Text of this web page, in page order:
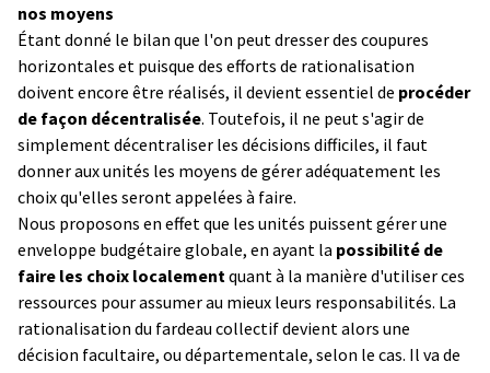
nos moyens
Étant donné le bilan que l'on peut dresser des coupures
horizontales et puisque des efforts de rationalisation
doivent encore être réalisés, il devient essentiel de procéder
de façon décentralisée. Toutefois, il ne peut s'agir de
simplement décentraliser les décisions difficiles, il faut
donner aux unités les moyens de gérer adéquatement les
choix qu'elles seront appelées à faire.
Nous proposons en effet que les unités puissent gérer une
enveloppe budgétaire globale, en ayant la possibilité de
faire les choix localement quant à la manière d'utiliser ces
ressources pour assumer au mieux leurs responsabilités. La
rationalisation du fardeau collectif devient alors une
décision facultaire, ou départementale, selon le cas. Il va de